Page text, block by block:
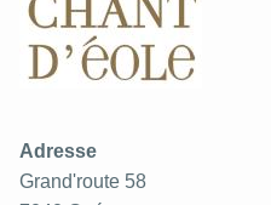
Adresse
Grand'route 58